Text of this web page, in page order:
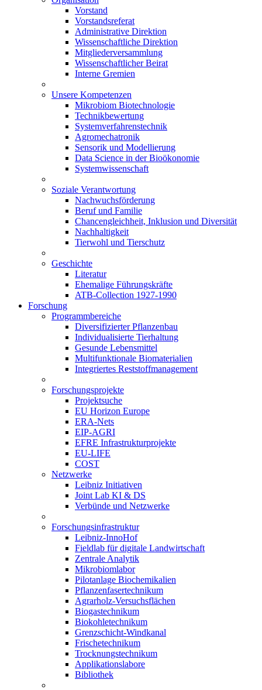
Vorstand
Vorstandsreferat
Administrative Direktion
Wissenschaftliche Direktion
Mitgliederversammlung
Wissenschaftlicher Beirat
Interne Gremien
Unsere Kompetenzen
Mikrobiom Biotechnologie
Technikbewertung
Systemverfahrenstechnik
Agromechatronik
Sensorik und Modellierung
Data Science in der Bioökonomie
Systemwissenschaft
Soziale Verantwortung
Nachwuchsförderung
Beruf und Familie
Chancengleichheit, Inklusion und Diversität
Nachhaltigkeit
Tierwohl und Tierschutz
Geschichte
Literatur
Ehemalige Führungskräfte
ATB-Collection 1927-1990
Forschung
Programmbereiche
Diversifizierter Pflanzenbau
Individualisierte Tierhaltung
Gesunde Lebensmittel
Multifunktionale Biomaterialien
Integriertes Reststoffmanagement
Forschungsprojekte
Projektsuche
EU Horizon Europe
ERA-Nets
EIP-AGRI
EFRE Infrastrukturprojekte
EU-LIFE
COST
Netzwerke
Leibniz Initiativen
Joint Lab KI & DS
Verbünde und Netzwerke
Forschungsinfrastruktur
Leibniz-InnoHof
Fieldlab für digitale Landwirtschaft
Zentrale Analytik
Mikrobiomlabor
Pilotanlage Biochemikalien
Pflanzenfasertechnikum
Agrarholz-Versuchsflächen
Biogastechnikum
Biokohletechnikum
Grenzschicht-Windkanal
Frischetechnikum
Trocknungstechnikum
Applikationslabore
Bibliothek